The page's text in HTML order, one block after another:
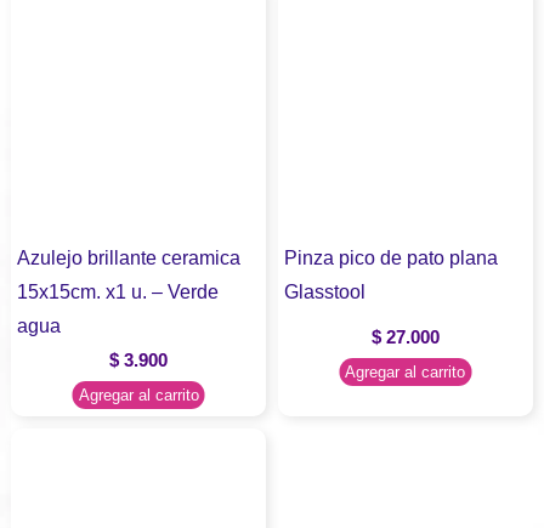
Azulejo brillante ceramica
15x15cm. x1 u. – Verde
agua
$ 3.900
Agregar al carrito
Pinza pico de pato plana
Glasstool
$27.000
Agregar al carrito